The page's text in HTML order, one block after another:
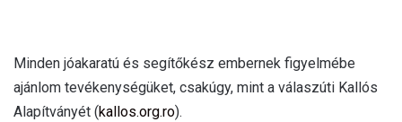
Minden jóakaratú és segítőkész embernek figyelmébe
ajánlom tevékenységüket, csakúgy, mint a válaszúti Kallós
Alapítványét (kallos.org.ro).